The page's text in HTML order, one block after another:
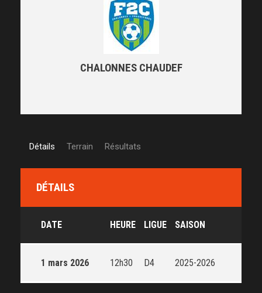
CHALONNES CHAUDEF
Détails Terrain Résultats
DÉTAILS
DATE HEURE LIGUE SAISON
1 mars 2026 12h30 D4 2025-2026